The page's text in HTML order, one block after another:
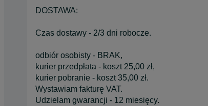
DOSTAWA:
Czas dostawy - 2/3 dni robocze.
odbiór osobisty - BRAK,
kurier przedpłata - koszt 25,00 zł,
kurier pobranie - koszt 35,00 zł.
Wystawiam fakturę VAT.
Udzielam gwarancji - 12 miesięcy.